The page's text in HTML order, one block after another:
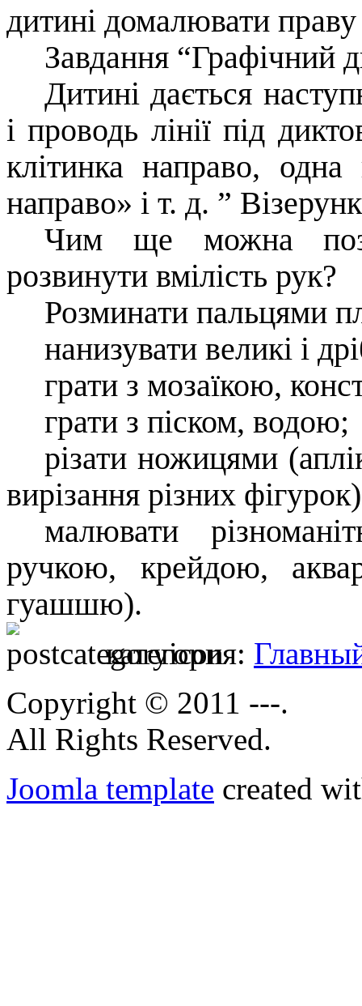
дитині домалювати
Завдання “Графічний
Дитині дається
і проводь лінії під
клітинка направо, одна
направо» і т. д. ”
Чим ще можна
розвинути вмілість рук?
Розминати пальцями
нанизувати великі і
грати з мозаїкою,
грати з піском, водою;
різати ножицями
вирізання різних фігурок)
малювати
ручкою, крейдою,
гуашшю).
категория:
Copyright © 2011 ---.
All Rights Reserved.
Joomla template created